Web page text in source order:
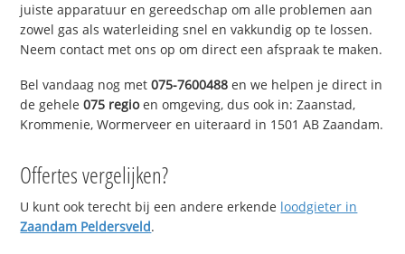
juiste apparatuur en gereedschap om alle problemen aan
zowel gas als waterleiding snel en vakkundig op te lossen.
Neem contact met ons op om direct een afspraak te maken.
Bel vandaag nog met075-7600488 en we helpen je direct in
de gehele075 regioen omgeving, dus ook in: Zaanstad,
Krommenie, Wormerveer en uiteraard in 1501 AB Zaandam.
Offertes vergelijken?
U kunt ook terecht bij een andere erkende loodgieter in
Zaandam Peldersveld.